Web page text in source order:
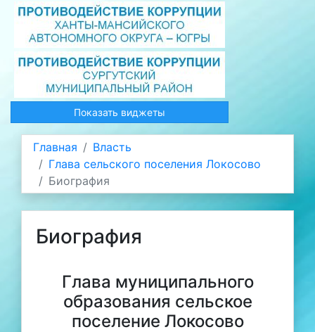
Показать виджеты
Главная
Власть
Глава сельского поселения Локосово
Биография
Биография
Глава муниципального
образования сельское
поселение Локосово